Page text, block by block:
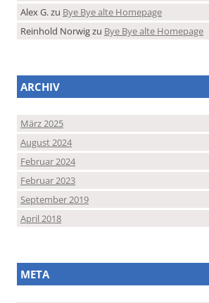
Alex G.zu Bye Bye alte Homepage
Reinhold Norwigzu Bye Bye alte Homepage
ARCHIV
März 2025
August 2024
Februar 2024
Februar 2023
September 2019
April 2018
META